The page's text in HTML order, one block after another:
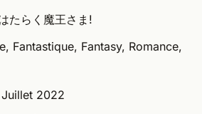
たらく魔王さま!
Fantastique, Fantasy, Romance,
2022